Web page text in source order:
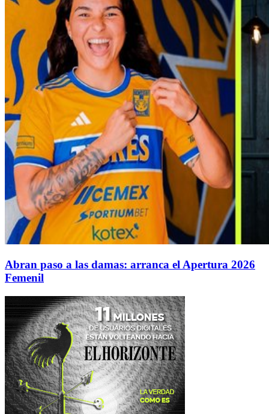
Abran paso a las damas: arranca el Apertura 2026
Femenil